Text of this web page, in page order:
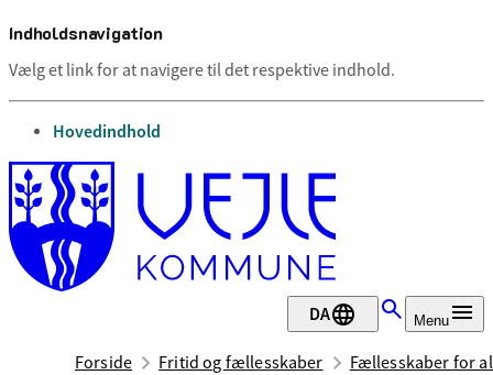
Indholdsnavigation
Vælg et link for at navigere til det respektive indhold.
gå til
Hovedindhold
DA Menu
Forside Fritid og fællesskaber Fællesskaber for